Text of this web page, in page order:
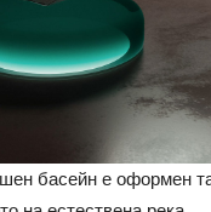
басейн е оформен